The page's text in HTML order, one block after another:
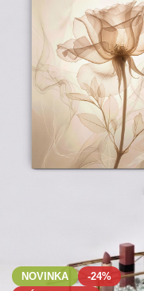
NOVINKA
-24%